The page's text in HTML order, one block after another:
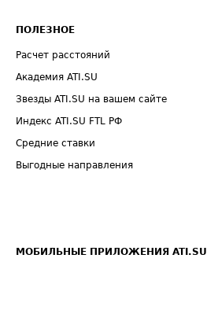
ПОЛЕЗНОЕ
Расчет расстояний
Академия ATI.SU
Звезды ATI.SU на вашем сайте
Индекс ATI.SU FTL РФ
Средние ставки
Выгодные направления
МОБИЛЬНЫЕ ПРИЛОЖЕНИЯ ATI.SU